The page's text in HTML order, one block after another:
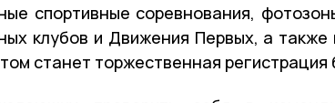
спортивные соревнования,
клубов и Движения Первых, а
станет торжественная регистрация